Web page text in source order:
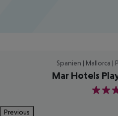
Spanien | Mallorca |
Mar Hotels
4
Previous